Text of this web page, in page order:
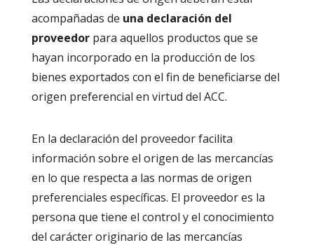
acompañadas de una declaración del
proveedorpara aquellos productos que se
hayan incorporado en la producción de los
bienes exportados con el fin de beneficiarse del
origen preferencial en virtud del ACC.
En la declaración del proveedor facilita
información sobre el origen de las mercancías
en lo que respecta a las normas de origen
preferenciales específicas. El proveedor es la
persona que tiene el control y el conocimiento
del carácter originario de las mercancías